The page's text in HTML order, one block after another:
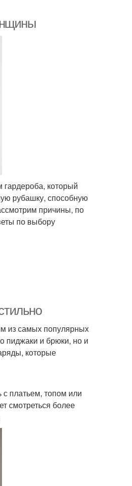
который
рубашку, способную
причины, по
по выбору
из самых популярных
пиджаки и брюки, но и
которые
платьем, топом или
смотреться более